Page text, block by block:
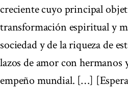
creciente cuyo principal
transformación espiritual y
sociedad y de la riqueza de
lazos de amor con hermanos
empeño mundial. […]